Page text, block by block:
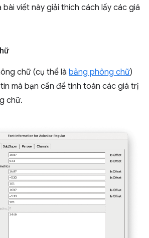
viết này giải thích cách lấy các giá
chữ (cụ thể là bảng phông chữ)
mà bạn cần để tính toán các giá trị
chữ.